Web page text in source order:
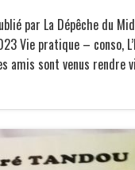
par La Dépêche du
Vie pratique – conso,
amis sont venus rendre